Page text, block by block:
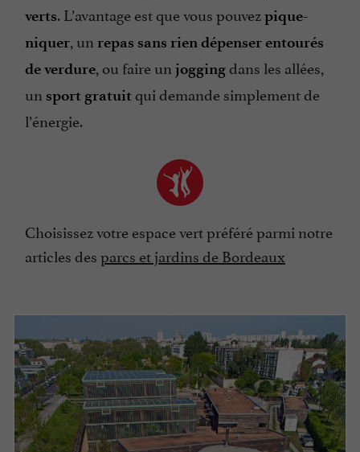
verts. L’avantage est que vous pouvezpique-
niquer, un repas sans rien dépenser entourés
de verdure, ou faire un joggingdans les allées,
un sport gratuit qui demande simplement de
l’énergie.
Choisissez votre espace vert préféré parmi notre
articles desparcs et jardins de Bordeaux